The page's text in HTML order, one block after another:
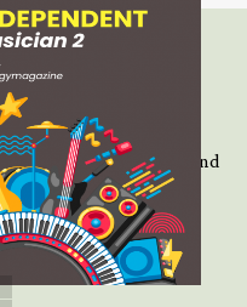
the next steps of
insight, updated
building
increasingly complex and